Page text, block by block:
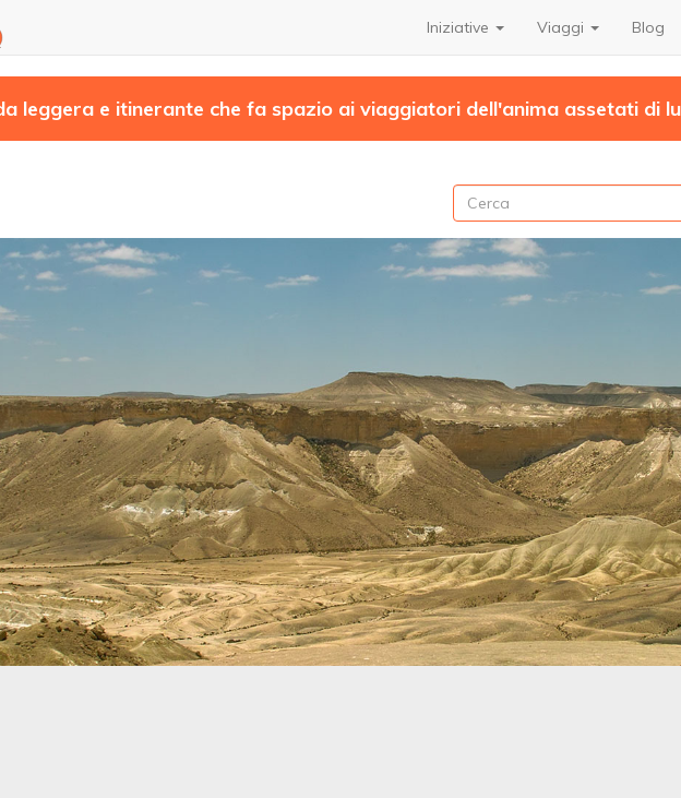
Iniziative Viaggi Blog
leggera e itinerante che fa spazio ai viaggiatori dell'anima assetati di
Cerca